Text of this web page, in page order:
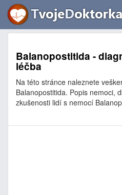
Balanopostitida -
léčba
Na této stránce naleznete
Balanopostitida. Popis nemoci,
zkušenosti lidí s nemocí